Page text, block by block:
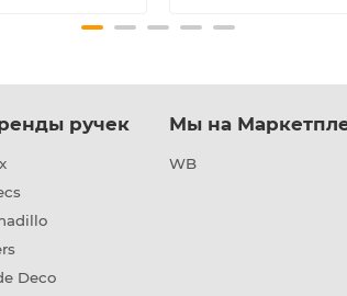
ручек
Deco
Мы на
WB